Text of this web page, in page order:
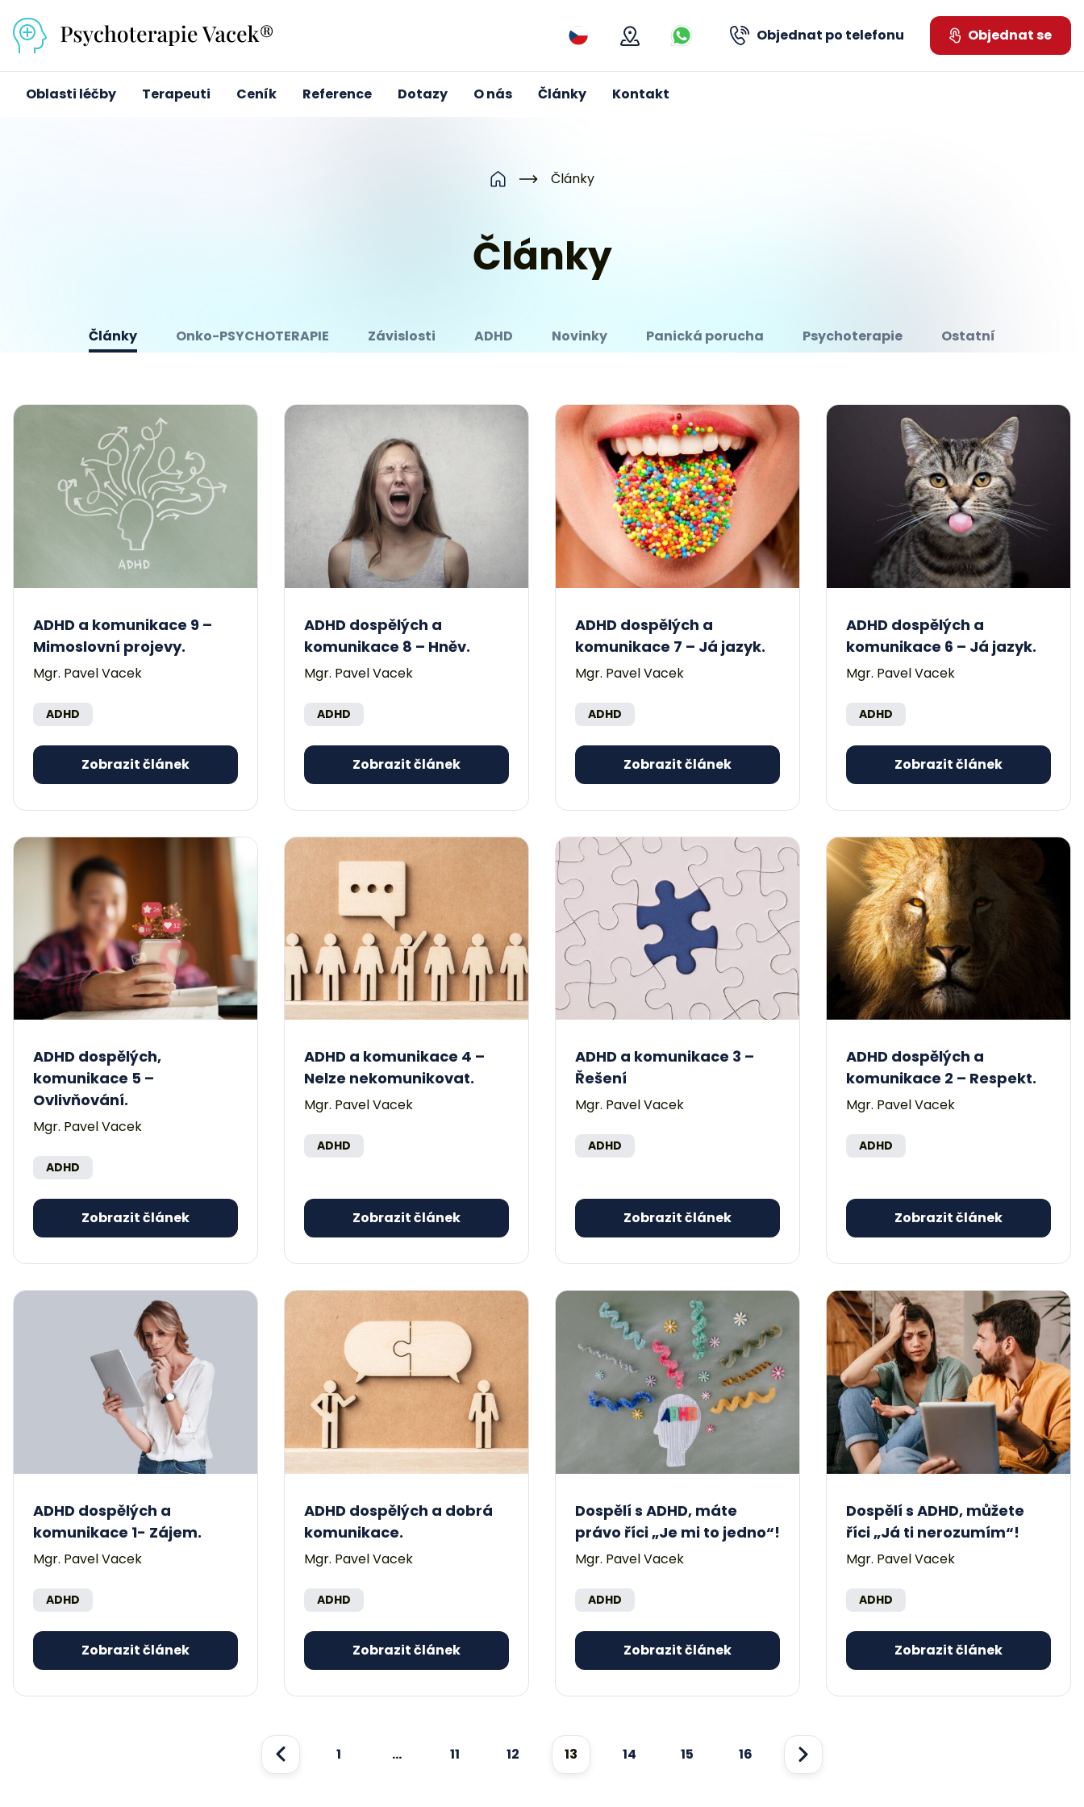
Mapa
Kontaktujte nás přes WhatsApp
Objednat po telefonu Objednat se
Oblasti léčby Terapeuti Ceník Reference Dotazy O nás Články Kontakt
Domů Články
Články
Články Onko-PSYCHOTERAPIE Závislosti ADHD Novinky Panická porucha Psychoterapie Ostatní
ADHD a komunikace 9 –
Mimoslovní projevy.
Mgr. Pavel Vacek
ADHD
Zobrazit článek
ADHD dospělých a
komunikace 8 – Hněv.
Mgr. Pavel Vacek
ADHD
Zobrazit článek
ADHD dospělých a
komunikace 7 – Já jazyk.
Mgr. Pavel Vacek
ADHD
Zobrazit článek
ADHD dospělých a
komunikace 6 – Já jazyk.
Mgr. Pavel Vacek
ADHD
Zobrazit článek
ADHD dospělých,
komunikace 5 –
Ovlivňování.
Mgr. Pavel Vacek
ADHD
Zobrazit článek
ADHD a komunikace 4 –
Nelze nekomunikovat.
Mgr. Pavel Vacek
ADHD
Zobrazit článek
ADHD a komunikace 3 –
Řešení
Mgr. Pavel Vacek
ADHD
Zobrazit článek
ADHD dospělých a
komunikace 2 – Respekt.
Mgr. Pavel Vacek
ADHD
Zobrazit článek
ADHD dospělých a
komunikace 1- Zájem.
Mgr. Pavel Vacek
ADHD
Zobrazit článek
ADHD dospělých a dobrá
komunikace.
Mgr. Pavel Vacek
ADHD
Zobrazit článek
Dospělí s ADHD, máte
právo říci „Je mi to jedno“!
Mgr. Pavel Vacek
ADHD
Zobrazit článek
Dospělí s ADHD, můžete
říci „Já ti nerozumím“!
Mgr. Pavel Vacek
ADHD
Zobrazit článek
Předchozí
1 … 11 12 13 14 15
16
Další